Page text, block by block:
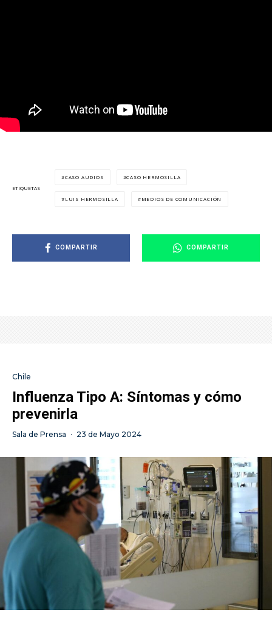
ETIQUETAS
CASO AUDIOS CASO HERMOSILLA
LUIS HERMOSILLA MEDIOS DE COMUNICACIÓN
COMPARTIR COMPARTIR
Chile
Influenza Tipo A: Síntomas y cómo
prevenirla
Sala de Prensa · 23 de Mayo 2024